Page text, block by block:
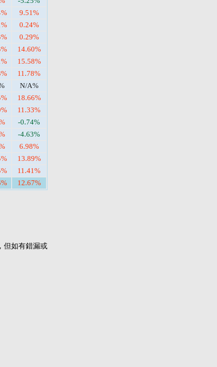
9.51%
0.24%
0.29%
14.60%
15.58%
11.78%
N/A%
18.66%
11.33%
-0.74%
-4.63%
6.98%
13.89%
11.41%
12.67%
但如有錯漏或